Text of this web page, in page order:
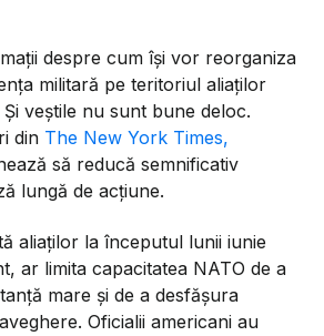
despre cum își vor reorganiza
militară pe teritoriul aliaților
veștile nu sunt bune deloc.
din The New York Times,
să reducă semnificativ
lungă de acțiune.
aliaților la începutul lunii iunie
ar limita capacitatea NATO de a
mare și de a desfășura
Oficialii americani au